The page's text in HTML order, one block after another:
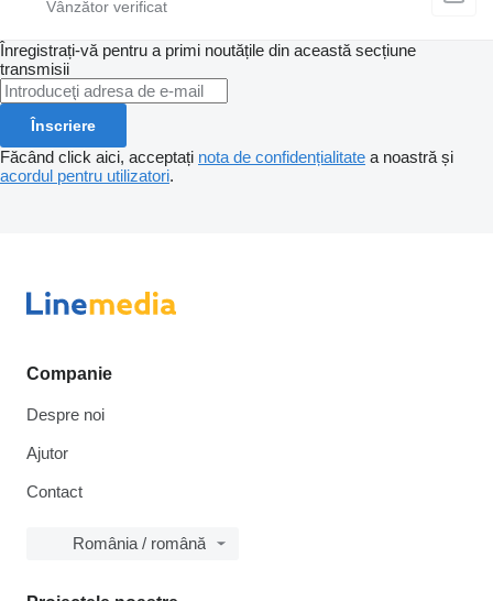
Înregistrați-vă pentru a primi noutățile din această secțiune
transmisii
Înscriere
Făcând click aici, acceptați nota de confidențialitate a noastră și
acordul pentru utilizatori.
Companie
Despre noi
Ajutor
Contact
România / română